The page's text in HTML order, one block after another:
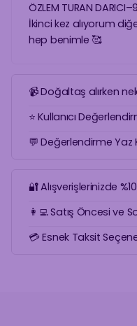
ÖZLEM TURAN DARICI–
İkinci kez alıyorum
hep benimle 🥰
📹 Doğaltaş alırken
⭐ Kullanıcı
💬 Değerlendirme Yaz
🔐 Alışverişlerinizde
👩‍💻 Satış Öncesi ve
💳 Esnek Taksit